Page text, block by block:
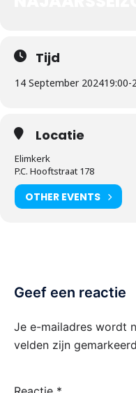
Tijd
14 September 202419:00-
Locatie
Elimkerk
P.C. Hooftstraat 178
OTHER EVENTS
Geef een reactie
Je e-mailadres wordt
velden zijn